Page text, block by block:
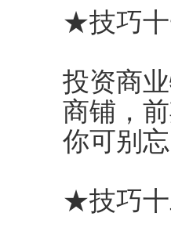
★技巧
投资商
商铺，
你可别
★技巧